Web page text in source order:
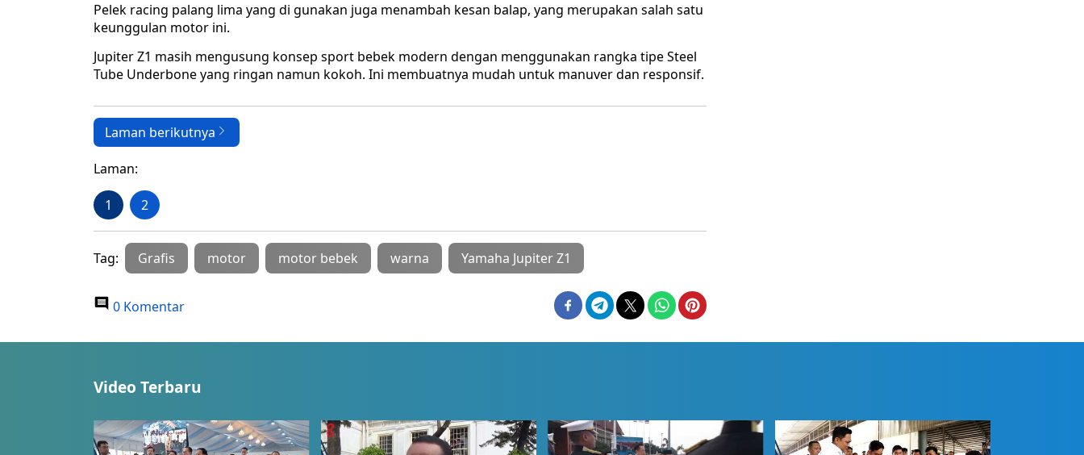
Pelek racing palang lima yang di gunakan juga menambah kesan balap, yang merupakan salah satu
keunggulan motor ini.
Jupiter Z1 masih mengusung konsep sport bebek modern dengan menggunakan rangka tipe Steel
Tube Underbone yang ringan namun kokoh. Ini membuatnya mudah untuk manuver dan responsif.
Laman berikutnya
Laman:
1 2
Tag: Grafis motor motor bebek warna Yamaha Jupiter Z1
0 Komentar
Video Terbaru